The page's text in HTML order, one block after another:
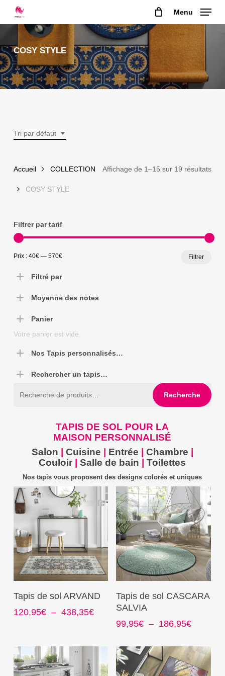
content
Menu
COSY STYLE
Tri par défaut
Affichage de 1–15 sur 19 résultats
Accueil COLLECTION
COSY STYLE
Filtrer par tarif
Filtrer
Prix : 40€— 570€
Filtré par
Moyenne des notes
Panier
Votre panier est vide.
Nos Tapis personnalisés…
Rechercher un tapis…
Recherche
TAPIS DE SOL POUR LA
MAISON PERSONNALISÉ
Salon
Cuisine Entrée Chambre
Couloir
Salle de bain Toilettes
Nos tapis vous proposent des designs colorés et uniques
Choix Des Options
produit
a
Les
options
Tapis de sol ARVAND
120,95€ – 438,35€Plage
120,95€
438,35€
Choix Des Options
produit
a
plusieurs
Les
options
Tapis de sol CASCARA
SALVIA
99,95€ – 186,95€Plage
prix :
99,95€
à